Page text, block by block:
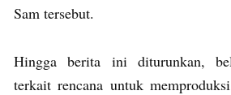
Sam tersebut.
Hingga berita ini diturunkan,
terkait rencana untuk